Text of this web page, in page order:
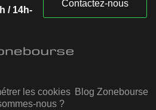
/ 14h-
Contactez-nous
les cookies Blog Zonebourse
nous ?